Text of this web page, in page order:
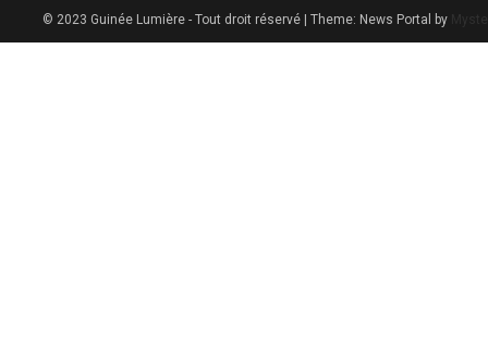
© 2023 Guinée Lumière - Tout droit réservé |Theme: News Portal by